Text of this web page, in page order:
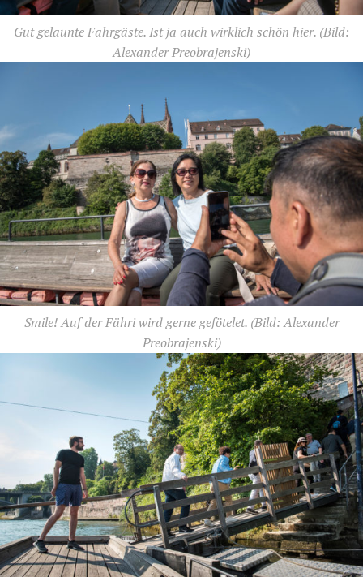
Gut gelaunte Fahrgäste. Ist ja auch wirklich schön hier. (Bild:
Alexander Preobrajenski)
Smile! Auf der Fähri wird gerne gefötelet. (Bild: Alexander
Preobrajenski)